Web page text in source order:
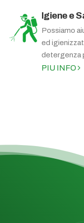
Igiene e
Possiamo
ed
detergenza
PIU INFO